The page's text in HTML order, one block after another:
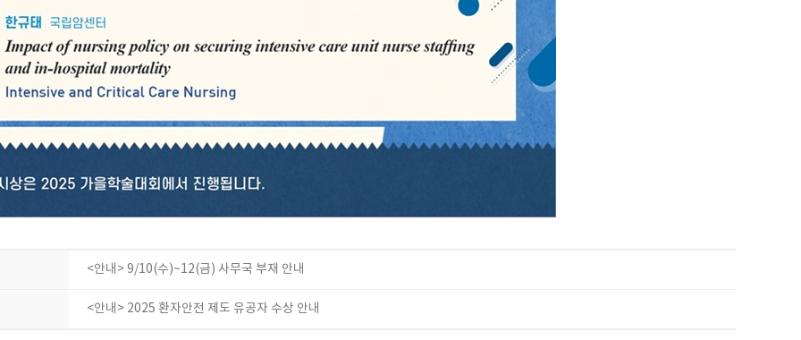
<안내> 9/10(수)~12(금) 사무국 부재 안내
<안내> 2025 환자안전 제도 유공자 수상 안내